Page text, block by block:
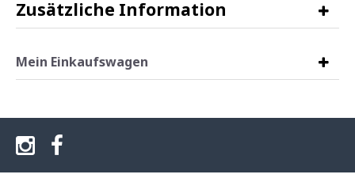
Zusätzliche Information
Mein Einkaufswagen